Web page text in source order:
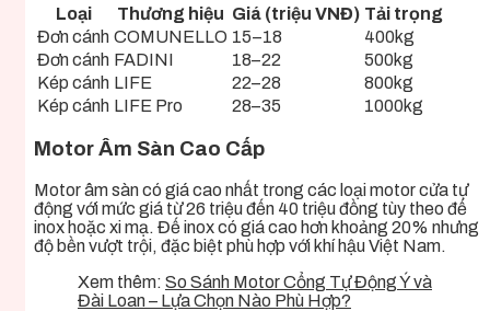
Loại Thương hiệu Giá (triệu VNĐ) Tải trọng
Đơn cánh COMUNELLO 15–18
400kg
Đơn cánh FADINI 18–22
500kg
Kép cánh LIFE 22–28
800kg
Kép cánh LIFE Pro 28–35 1000kg
Motor Âm Sàn Cao Cấp
Motor âm sàn có giá cao nhất trong các loại motor cửa tự
động với mức giá từ 26 triệu đến 40 triệu đồng tùy theo đế
inox hoặc xi mạ. Đế inox có giá cao hơn khoảng 20% nhưng
độ bền vượt trội, đặc biệt phù hợp với khí hậu Việt Nam.
Xem thêm: So Sánh Motor Cổng Tự Động Ý và
Đài Loan – Lựa Chọn Nào Phù Hợp?